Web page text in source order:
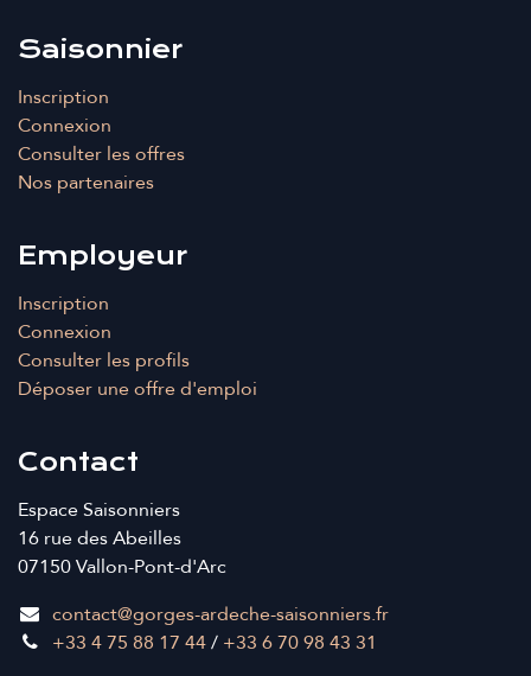
Saisonnier
Inscription
Connexion
Consulter les offres
Nos partenaires
Employeur
Inscription
Connexion
Consulter les profils
Déposer une offre d'emploi
Contact
Espace Saisonniers
16 rue des Abeilles
07150 Vallon-Pont-d'Arc
contact@gorges-ardeche-saisonniers.fr
+33 4 75 88 17 44/ +33 6 70 98 43 31